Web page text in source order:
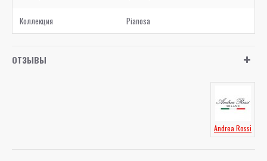
Коллекция Pianosa
ОТЗЫВЫ
Andrea Rossi